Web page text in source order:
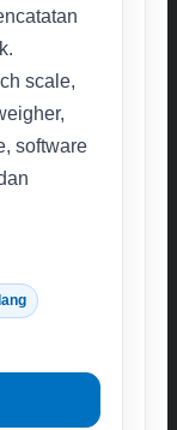
scale,
software